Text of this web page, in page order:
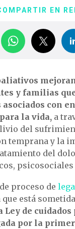
EN
y familias
con
la vida, a
del
temprana y la
del
proceso de
está
de
por la